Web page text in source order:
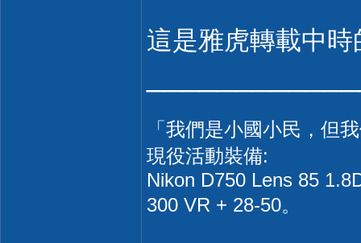
這是雅虎轉載中
「我們是小國小民，但
現役活動裝備:
Nikon D750 Lens 85
300 VR + 28-50。